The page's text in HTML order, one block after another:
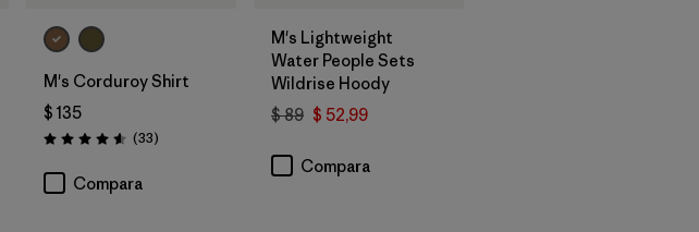
M's Corduroy Shirt
$ 135
Valoración: 4.5 / 5
(33Comentarios
)
Compara
M's Lightweight
Water People Sets
Wildrise Hoody
$ 89 $ 52,99
Compara